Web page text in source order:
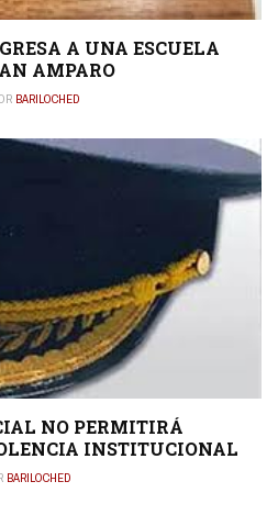
A UNA ESCUELA
AMPARO
BARILOCHED
NO PERMITIRÁ
INSTITUCIONAL
BARILOCHED